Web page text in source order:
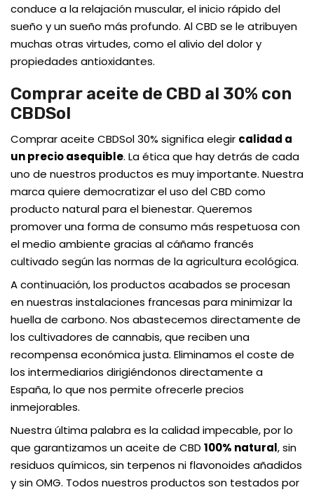
conduce a la relajación muscular, el inicio rápido del
sueño y un sueño más profundo. Al CBD se le atribuyen
muchas otras virtudes, como el alivio del dolor y
propiedades antioxidantes.
Comprar aceite de CBD al 30% con
CBDSol
Comprar aceite CBDSol 30% significa elegir calidad a
un precio asequible. La ética que hay detrás de cada
uno de nuestros productos es muy importante. Nuestra
marca quiere democratizar el uso del CBD como
producto natural para el bienestar. Queremos
promover una forma de consumo más respetuosa con
el medio ambiente gracias al cáñamo francés
cultivado según las normas de la agricultura ecológica.
A continuación, los productos acabados se procesan
en nuestras instalaciones francesas para minimizar la
huella de carbono. Nos abastecemos directamente de
los cultivadores de cannabis, que reciben una
recompensa económica justa. Eliminamos el coste de
los intermediarios dirigiéndonos directamente a
España, lo que nos permite ofrecerle precios
inmejorables.
Nuestra última palabra es la calidad impecable, por lo
que garantizamos un aceite de CBD 100% natural, sin
residuos químicos, sin terpenos ni flavonoides añadidos
y sin OMG. Todos nuestros productos son testados por